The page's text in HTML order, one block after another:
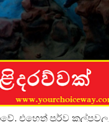
එහෙත් පූර්ව කල්පවල